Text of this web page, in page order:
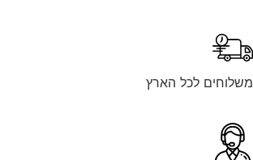
לכל הארץ